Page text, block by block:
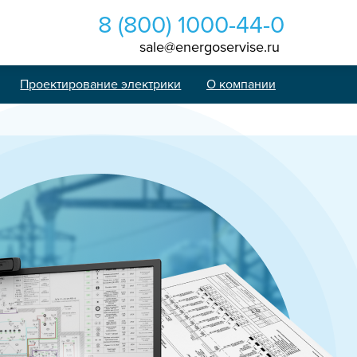
8 (800) 1000-44-0
sale@energoservise.ru
Проектирование электрики О компании